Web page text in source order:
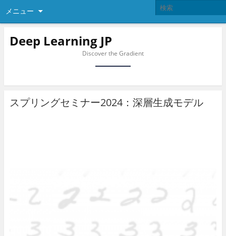
メニュー
Deep Learning JP
Discover the Gradient
スプリングセミナー2024：深層生成モデル